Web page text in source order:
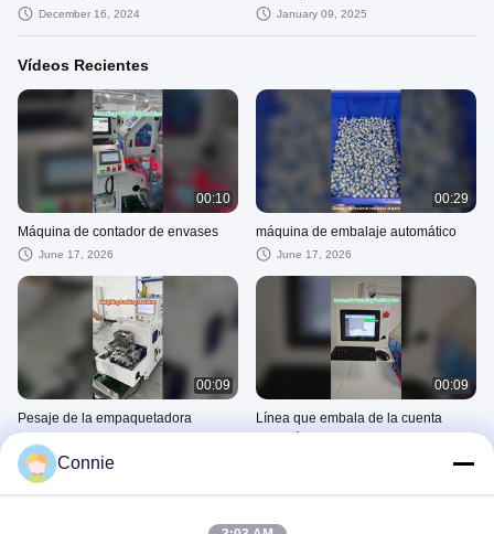
December 16, 2024
bajas para envasador de recuento
January 09, 2025
Vídeos Recientes
00:10
Máquina de contador de envases
June 17, 2026
00:29
máquina de embalaje automático
June 17, 2026
00:09
Pesaje de la empaquetadora
00:09
Línea que embala de la cuenta
Connie